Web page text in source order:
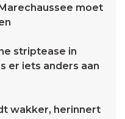
moet
striptease in
er iets anders aan
wakker, herinnert